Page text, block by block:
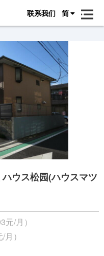
联系我们 简
ウス松园(ハウスマツ
元/月）
月）